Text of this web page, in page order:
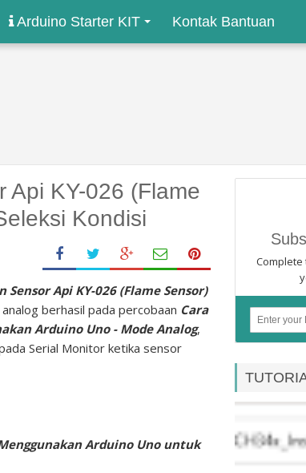
Arduino Starter KIT Kontak Bantuan
Api KY-026 (Flame
Kondisi
Api KY-026 (Flame Sensor)
berhasil pada percobaan Cara
Arduino Uno - Mode Analog,
Serial Monitor ketika sensor
Arduino Uno untuk